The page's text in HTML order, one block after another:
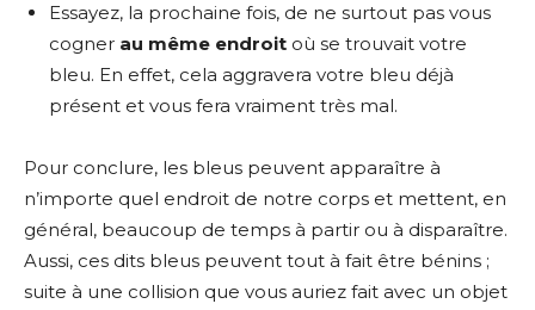
Essayez, la prochaine fois, de ne surtout pas vous
cogner au même endroit où se trouvait votre
bleu. En effet, cela aggravera votre bleu déjà
présent et vous fera vraiment très mal.
Pour conclure, les bleus peuvent apparaître à
n’importe quel endroit de notre corps et mettent, en
général, beaucoup de temps à partir ou à disparaître.
Aussi, ces dits bleus peuvent tout à fait être bénins ;
suite à une collision que vous auriez fait avec un objet